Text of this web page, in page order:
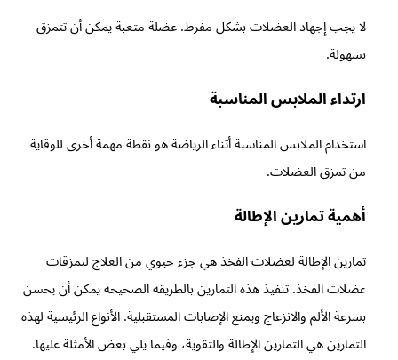
لا يجب إجهاد العضلات بشكل مفرط. عضلة متعبة يمكن أن تتمزق
بسهولة.
ارتداء الملابس المناسبة
استخدام الملابس المناسبة أثناء الرياضة هو نقطة مهمة أخرى للوقاية
من تمزق العضلات.
أهمية تمارين الإطالة
تمارين الإطالة لعضلات الفخذ هي جزء حيوي من العلاج لتمزقات
عضلات الفخذ. تنفيذ هذه التمارين بالطريقة الصحيحة يمكن أن يحسن
بسرعة الألم والانزعاج ويمنع الإصابات المستقبلية. الأنواع الرئيسية لهذه
التمارين هي التمارين الإطالة والتقوية، وفيما يلي بعض الأمثلة عليها.